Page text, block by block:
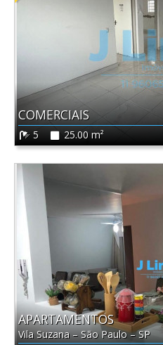
COMERCIAIS
5 25.00 m²
APARTAMENTOS
Vila Suzana–São Paulo–SP